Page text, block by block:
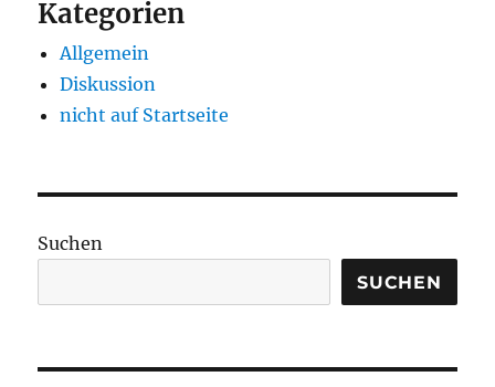
Kategorien
Allgemein
Diskussion
nicht auf Startseite
Suchen
SUCHEN